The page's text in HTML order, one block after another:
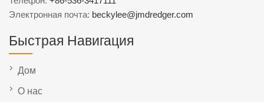
Электронная почта: beckylee@jmdredger.com
Быстрая Навигация
Дом
О нас